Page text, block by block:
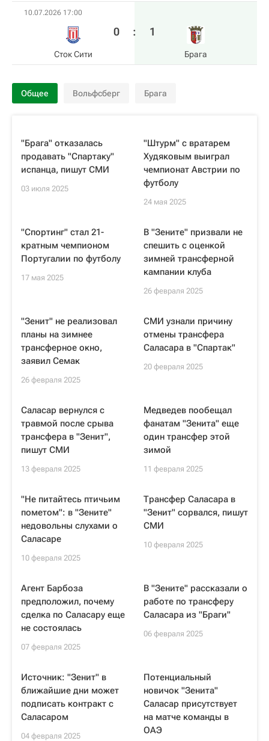
10.07.2026 17:00
Сток Сити
0 : 1
Брага
Общее Вольфсберг Брага
"Брага" отказалась
продавать "Спартаку"
испанца, пишут СМИ
03 июля 2025
"Штурм" с вратарем
Худяковым выиграл
чемпионат Австрии по
футболу
24 мая 2025
"Спортинг" стал 21-
кратным чемпионом
Португалии по футболу
17 мая 2025
В "Зените" призвали не
спешить с оценкой
зимней трансферной
кампании клуба
26 февраля 2025
"Зенит" не реализовал
планы на зимнее
трансферное окно,
заявил Семак
26 февраля 2025
СМИ узнали причину
отмены трансфера
Саласара в "Спартак"
20 февраля 2025
Саласар вернулся с
травмой после срыва
трансфера в "Зенит",
пишут СМИ
13 февраля 2025
Медведев пообещал
фанатам "Зенита" еще
один трансфер этой
зимой
11 февраля 2025
"Не питайтесь птичьим
пометом": в "Зените"
недовольны слухами о
Саласаре
10 февраля 2025
Трансфер Саласара в
"Зенит" сорвался, пишут
СМИ
10 февраля 2025
Агент Барбоза
предположил, почему
сделка по Саласару еще
не состоялась
07 февраля 2025
В "Зените" рассказали о
работе по трансферу
Саласара из "Браги"
06 февраля 2025
Источник: "Зенит" в
ближайшие дни может
подписать контракт с
Саласаром
04 февраля 2025
Потенциальный
новичок "Зенита"
Саласар присутствует
на матче команды в
ОАЭ